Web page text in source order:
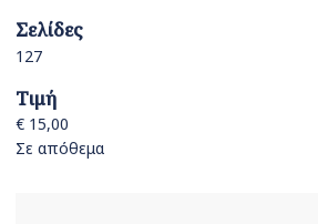
Σελίδες
127
Τιμή
€ 15,00
Σε απόθεμα